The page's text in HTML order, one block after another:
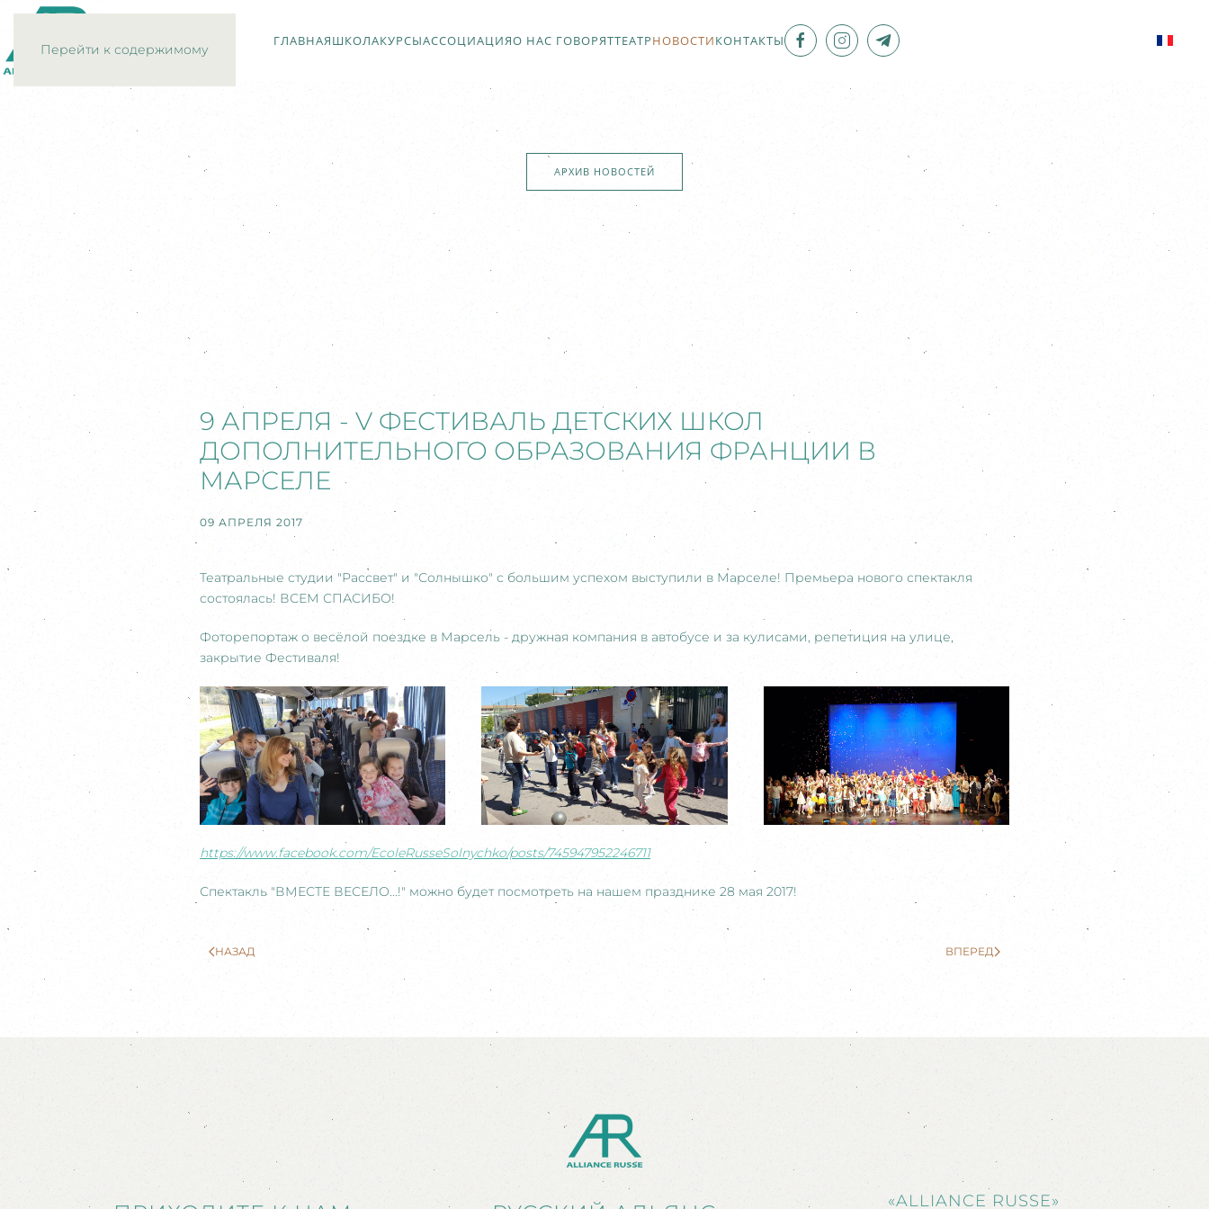
Перейти к содержимому
ГЛАВНАЯШКОЛАКУРСЫАССОЦИАЦИЯО НАС ГОВОРЯТТЕАТРНОВОСТИКОНТАКТЫ
АРХИВ НОВОСТЕЙ
9 АПРЕЛЯ - V ФЕСТИВАЛЬ ДЕТСКИХ ШКОЛ
ДОПОЛНИТЕЛЬНОГО ОБРАЗОВАНИЯ ФРАНЦИИ В
МАРСЕЛЕ
09 АПРЕЛЯ 2017
Театральные студии "Рассвет" и "Солнышко" с большим успехом выступили в Марселе! Премьера нового спектакля
состоялась! ВСЕМ СПАСИБО!
Фоторепортаж о весёлой поездке в Марсель - дружная компания в автобусе и за кулисами, репетиция на улице,
закрытие Фестиваля!
https://www.facebook.com/EcoleRusseSolnychko/posts/745947952246711
Спектакль "ВМЕСТЕ ВЕСЕЛО...!" можно будет посмотреть на нашем празднике 28 мая 2017!
НАЗАД ВПЕРЕД
«ALLIANCE RUSSE»